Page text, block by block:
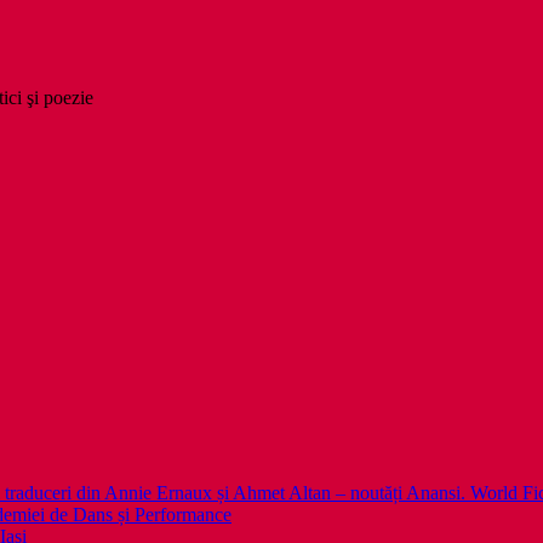
şi poezie
din Annie Ernaux și Ahmet Altan – noutăți Anansi. World
de Dans și Performance